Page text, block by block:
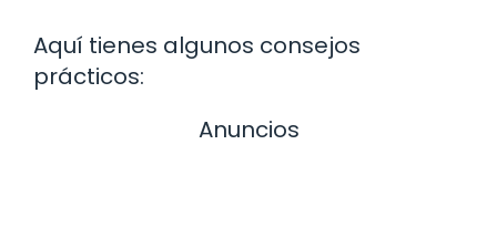
Aquí tienes algunos consejos
prácticos:
Anuncios